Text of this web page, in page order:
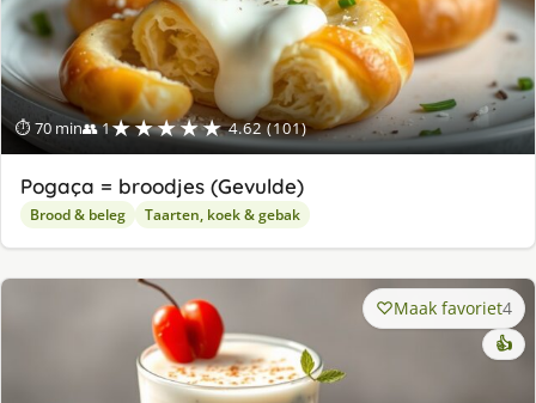
⏱ 70 min👥 1★★★★★ 4.62 (101)
Pogaça = broodjes (Gevulde)
Brood & beleg Taarten, koek & gebak
Maak favoriet4
👍